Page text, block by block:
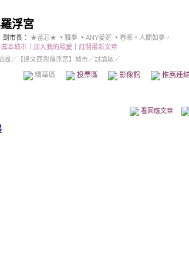
浮宮
副市長： ★苗芯★ 、 雅夢 、 ANY愛妮 、 春眠。人間如夢，
薦本城市 加入我的最愛
訂閱最新文章
圖 ／ 【達文西與羅浮宮】城市／討論區／
精華區 投票區 影像館 推薦連
看回應文章